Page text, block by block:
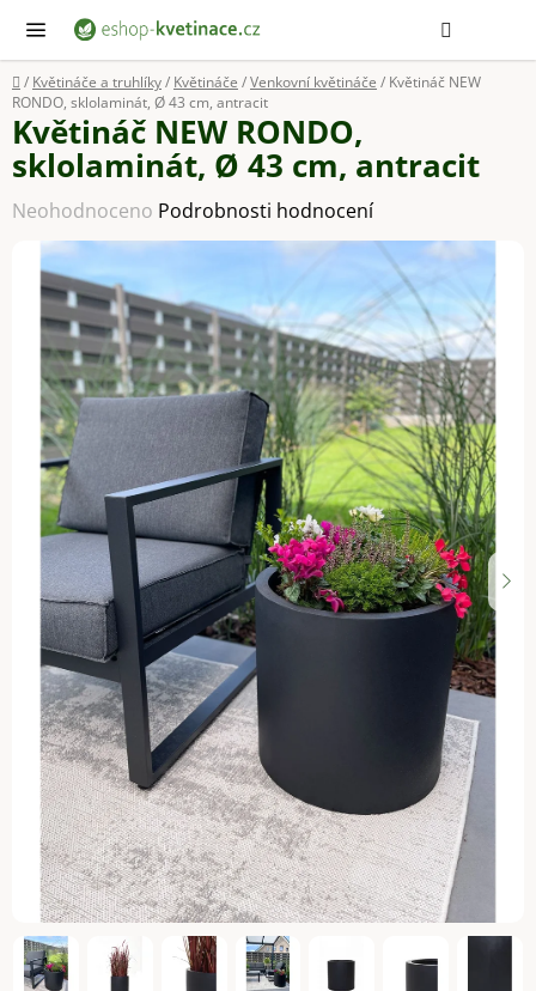
obsah
Domů
/ Květináče a truhlíky/ Květináče /Venkovní květináče / Květináč NEW
RONDO, sklolaminát, Ø 43 cm, antracit
Květináč NEW RONDO,
sklolaminát, Ø 43 cm, antracit
Průměrné
hodnocení
produktu
hvězdiček.
Neohodnoceno Podrobnosti hodnocení